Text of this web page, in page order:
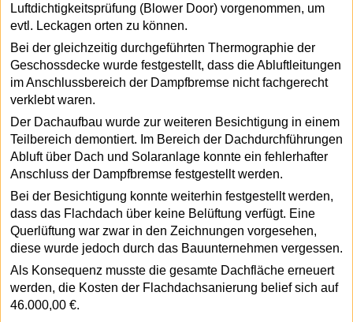
Luftdichtigkeitsprüfung (Blower Door) vorgenommen, um
evtl. Leckagen orten zu können.
Bei der gleichzeitig durchgeführten Thermographie der
Geschossdecke wurde festgestellt, dass die Abluftleitungen
im Anschlussbereich der Dampfbremse nicht fachgerecht
verklebt waren.
Der Dachaufbau wurde zur weiteren Besichtigung in einem
Teilbereich demontiert. Im Bereich der Dachdurchführungen
Abluft über Dach und Solaranlage konnte ein fehlerhafter
Anschluss der Dampfbremse festgestellt werden.
Bei der Besichtigung konnte weiterhin festgestellt werden,
dass das Flachdach über keine Belüftung verfügt. Eine
Querlüftung war zwar in den Zeichnungen vorgesehen,
diese wurde jedoch durch das Bauunternehmen vergessen.
Als Konsequenz musste die gesamte Dachfläche erneuert
werden, die Kosten der Flachdachsanierung belief sich auf
46.000,00 €.